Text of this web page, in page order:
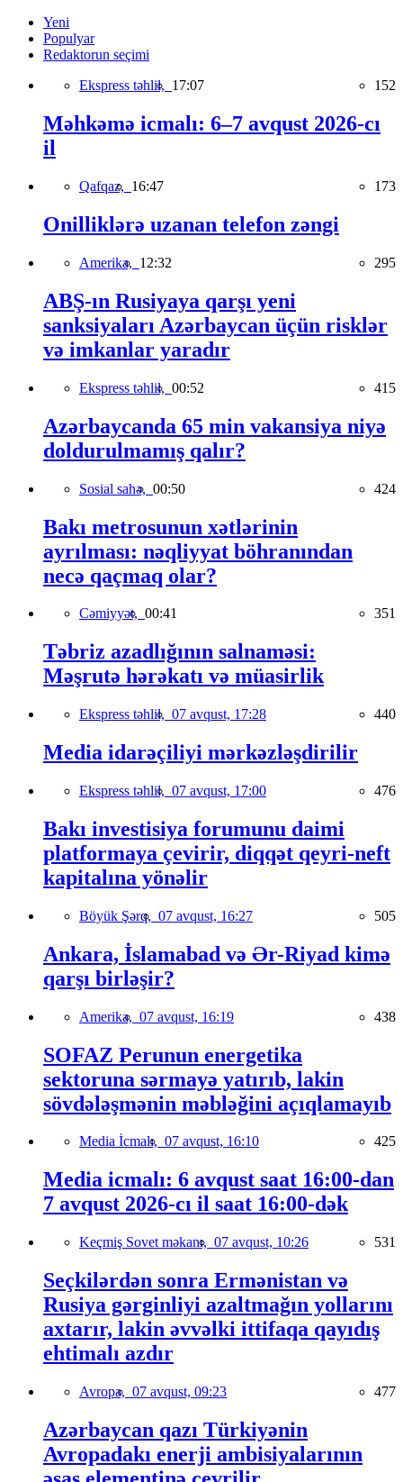
Yeni
Populyar
Redaktorun seçimi
Ekspress təhlil, 17:07 152
Məhkəmə icmalı: 6–7 avqust 2026-cı
il
Qafqaz, 16:47 173
Onilliklərə uzanan telefon zəngi
Amerika, 12:32 295
ABŞ-ın Rusiyaya qarşı yeni
sanksiyaları Azərbaycan üçün risklər
və imkanlar yaradır
Ekspress təhlil, 00:52 415
Azərbaycanda 65 min vakansiya niyə
doldurulmamış qalır?
Sosial sahə, 00:50 424
Bakı metrosunun xətlərinin
ayrılması: nəqliyyat böhranından
necə qaçmaq olar?
Cəmiyyət, 00:41 351
Təbriz azadlığının salnaməsi:
Məşrutə hərəkatı və müasirlik
Ekspress təhlil, 07 avqust, 17:28 440
Media idarəçiliyi mərkəzləşdirilir
Ekspress təhlil, 07 avqust, 17:00 476
Bakı investisiya forumunu daimi
platformaya çevirir, diqqət qeyri-neft
kapitalına yönəlir
Böyük Şərq, 07 avqust, 16:27 505
Ankara, İslamabad və Ər-Riyad kimə
qarşı birləşir?
Amerika, 07 avqust, 16:19 438
SOFAZ Perunun energetika
sektoruna sərmayə yatırıb, lakin
sövdələşmənin məbləğini açıqlamayıb
Media İcmalı, 07 avqust, 16:10 425
Media icmalı: 6 avqust saat 16:00-dan
7 avqust 2026-cı il saat 16:00-dək
Keçmiş Sovet məkanı, 07 avqust, 10:26 531
Seçkilərdən sonra Ermənistan və
Rusiya gərginliyi azaltmağın yollarını
axtarır, lakin əvvəlki ittifaqa qayıdış
ehtimalı azdır
Avropa, 07 avqust, 09:23 477
Azərbaycan qazı Türkiyənin
Avropadakı enerji ambisiyalarının